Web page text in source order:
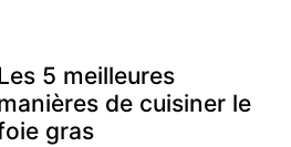
5 meilleures
de cuisiner le
gras